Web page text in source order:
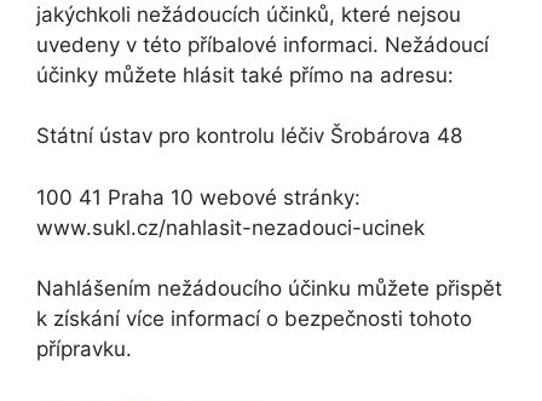
jakýchkoli nežádoucích účinků, které nejsou
uvedeny v této příbalové informaci. Nežádoucí
účinky můžete hlásit také přímo na adresu:
Státní ústav pro kontrolu léčiv Šrobárova 48
100 41 Praha 10 webové stránky:
www.sukl.cz/nahlasit-nezadouci-ucinek
Nahlášením nežádoucího účinku můžete přispět
k získání více informací o bezpečnosti tohoto
přípravku.